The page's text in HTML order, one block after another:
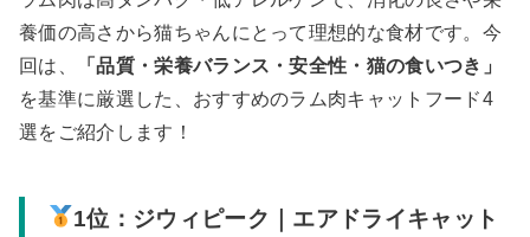
養価の高さから猫ちゃんにとって理想的な食材です。今
回は、
「品質・栄養バランス・安全性・猫の食いつき」
を基準に厳選した、おすすめのラム肉キャットフード4
選をご紹介します！
1位：ジウィピーク｜エアドライキャット